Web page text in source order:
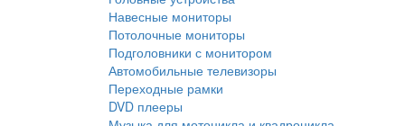
Навесные мониторы
Потолочные мониторы
Подголовники с монитором
Автомобильные телевизоры
Переходные рамки
DVD плееры